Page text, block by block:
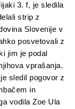
3. f, je sledila
strip z
Slovenije v
posvetovali z
jim je podal
vprašanja.
sledil pogovor z
in
vodila Zoe Ula